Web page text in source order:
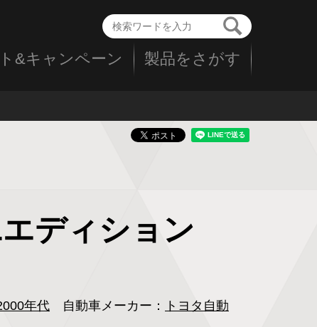
&キャンペーン 製品をさがす
ディション
年代 自動車メーカー：
トヨタ自動